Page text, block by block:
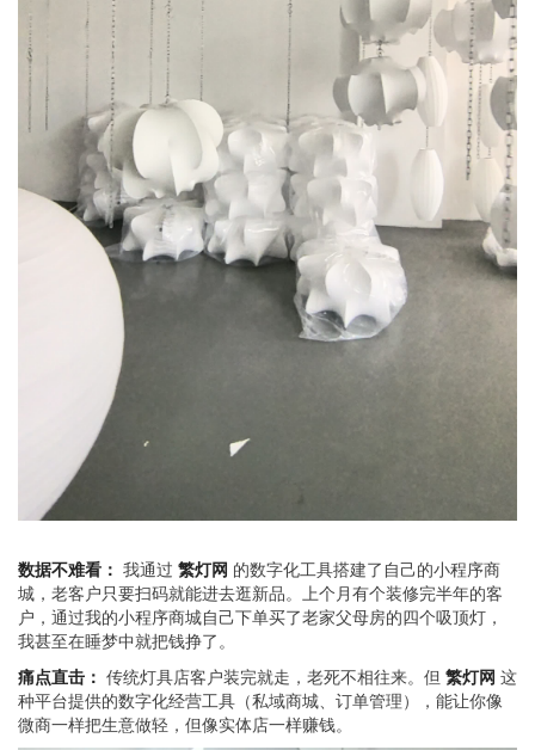
数据不难看： 我通过 繁灯网 的数字化工具搭建了自己的小程序商
城，老客户只要扫码就能进去逛新品。上个月有个装修完半年的客
户，通过我的小程序商城自己下单买了老家父母房的四个吸顶灯，
我甚至在睡梦中就把钱挣了。
痛点直击： 传统灯具店客户装完就走，老死不相往来。但 繁灯网 这
种平台提供的数字化经营工具（私域商城、订单管理），能让你像
微商一样把生意做轻，但像实体店一样赚钱。